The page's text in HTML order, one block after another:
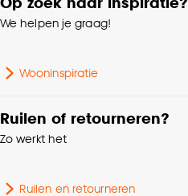
Raamdecoratie
We helpen je graag!
Wooninspiratie
Ruilen of retourneren?
Zo werkt het
Ruilen en retourneren